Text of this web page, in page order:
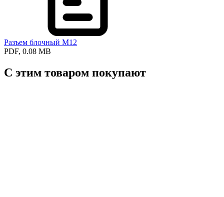
Разъем блочный М12
PDF, 0.08 MB
С этим товаром покупают